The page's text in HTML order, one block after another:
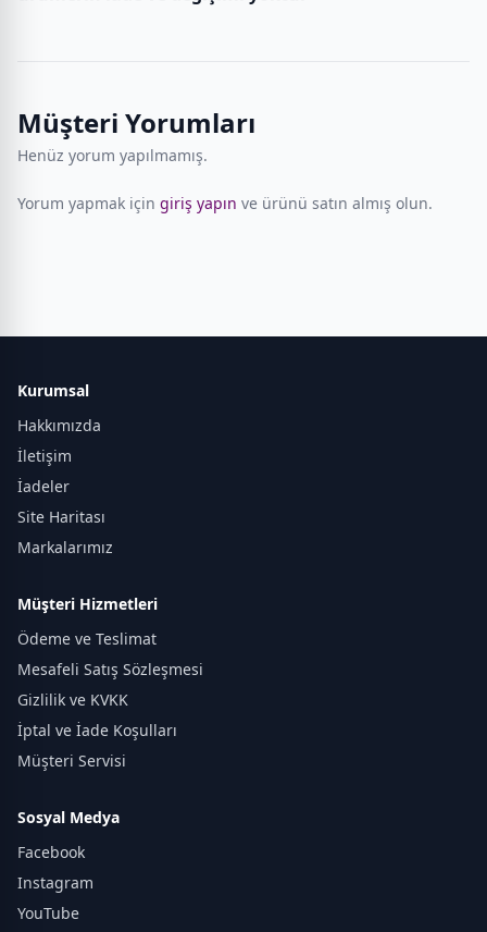
Müşteri Yorumları
Henüz yorum yapılmamış.
Yorum yapmak için giriş yapın ve ürünü satın almış olun.
Kurumsal
Hakkımızda
İletişim
İadeler
Site Haritası
Markalarımız
Müşteri Hizmetleri
Ödeme ve Teslimat
Mesafeli Satış Sözleşmesi
Gizlilik ve KVKK
İptal ve İade Koşulları
Müşteri Servisi
Sosyal Medya
Facebook
Instagram
YouTube